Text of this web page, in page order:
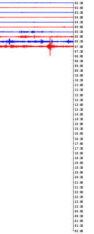
02:30
03:00
03:30
04:00
04:30
05:00
05:30
06:00
06:30
07:00
07:30
08:00
08:30
09:00
09:30
10:00
10:30
11:00
11:30
12:00
12:30
13:00
13:30
14:00
14:30
15:00
15:30
16:00
16:30
17:00
17:30
18:00
18:30
19:00
19:30
20:00
20:30
21:00
21:30
22:00
22:30
23:00
23:30
00:00
00:30
01:00
01:30
02:00